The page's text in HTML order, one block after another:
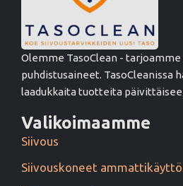
Olemme TasoClean -
puhdistusaineet. TasoCleanissa
laadukkaita tuotteita
Valikoimaamme
Siivous
Siivouskoneet